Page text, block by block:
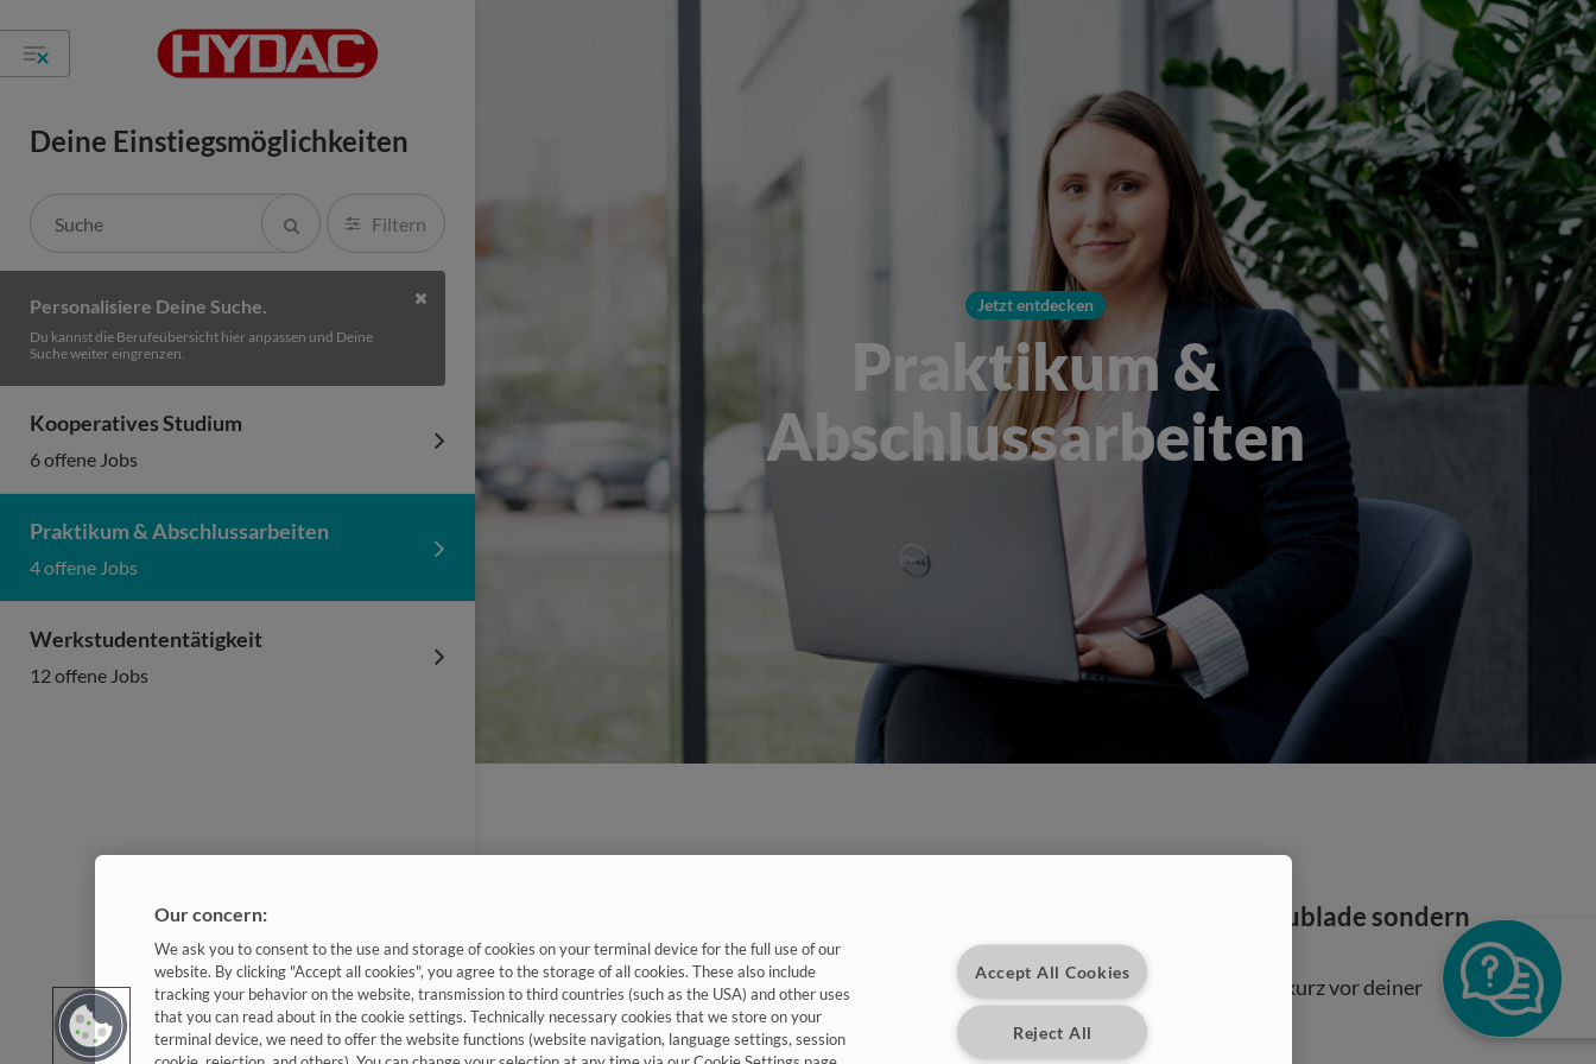
Deine Einstiegsmöglichkeiten
Filtern
Personalisiere Deine Suche.
Du kannst die Berufeübersicht hier anpassen und Deine
Suche weiter eingrenzen.
Kooperatives Studium
6 offene Jobs
Praktikum & Abschlussarbeiten
4 offene Jobs
Werkstudententätigkeit
12 offene Jobs
Jetzt entdecken
Praktikum &
Abschlussarbeiten
Mit uns landet Deine Abschlussarbeit garantiert nicht in der Schublade sondern
findet Anwendung in der Praxis.
In Deinem Studium ist ein Praktikum/eine Praxisphase vorgesehen oder Du stehst kurz vor deiner
Abschlussarbeit? Dann ist das der ideale Einstieg für Dich!
Our concern:
We ask you to consent to the use and storage of cookies on your terminal device for the full use of our
website. By clicking "Accept all cookies", you agree to the storage of all cookies. These also include
tracking your behavior on the website, transmission to third countries (such as the USA) and other uses
that you can read about in the cookie settings. Technically necessary cookies that we store on your
terminal device, we need to offer the website functions (website navigation, language settings, session
Accept All Cookies
Reject All